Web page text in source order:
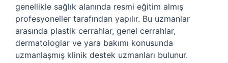
genellikle sağlık alanında resmi eğitim almış
profesyoneller tarafından yapılır. Bu uzmanlar
arasında plastik cerrahlar, genel cerrahlar,
dermatologlar ve yara bakımı konusunda
uzmanlaşmış klinik destek uzmanları bulunur.